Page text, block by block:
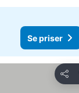
Se priser
Dela